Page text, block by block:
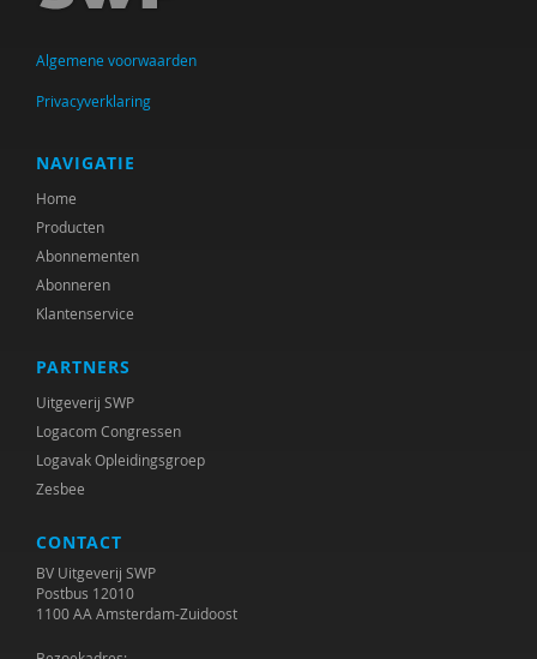
Algemene voorwaarden
Privacyverklaring
NAVIGATIE
Home
Producten
Abonnementen
Abonneren
Klantenservice
PARTNERS
Uitgeverij SWP
Logacom Congressen
Logavak Opleidingsgroep
Zesbee
CONTACT
BV Uitgeverij SWP
Postbus 12010
1100 AA Amsterdam-Zuidoost